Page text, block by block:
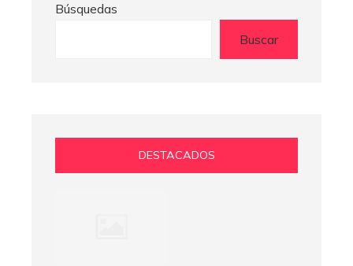
Búsquedas
Buscar
DESTACADOS